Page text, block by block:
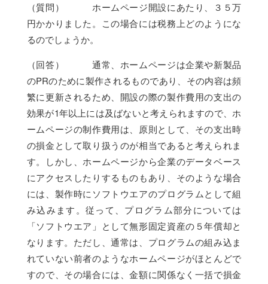
（質問） ホームページ開設にあたり、３５万
円かかりました。この場合には税務上どのようにな
るのでしょうか。
（回答） 通常、ホームページは企業や新製品
のPRのために製作されるものであり、その内容は頻
繁に更新されるため、開設の際の製作費用の支出の
効果が1年以上には及ばないと考えられますので、ホ
ームページの制作費用は、原則として、その支出時
の損金として取り扱うのが相当であると考えられま
す。しかし、ホームページから企業のデータベース
にアクセスしたりするものもあり、そのような場合
には、製作時にソフトウエアのプログラムとして組
み込みます。従って、プログラム部分については
「ソフトウエア」として無形固定資産の５年償却と
なります。ただし、通常は、プログラムの組み込ま
れていない前者のようなホームページがほとんどで
すので、その場合には、金額に関係なく一括で損金